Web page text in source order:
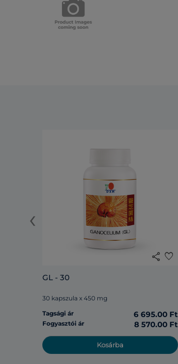
share favorite
GL - 30
30 kapszula x 450 mg
Tagsági ár
6 695.00 Ft
Fogyasztói ár 8 570.00 Ft
Kosárba
‹